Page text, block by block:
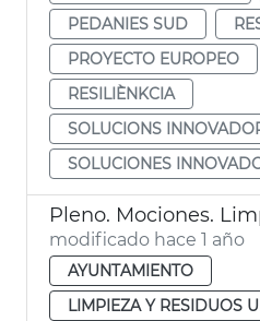
PEDANIES SUD
PROYECTO EUROPEO
RESILIÈNKCIA
SOLUCIONS
SOLUCIONES
modificado hace 1 año
AYUNTAMIENTO
LIMPIEZA Y RESIDUOS